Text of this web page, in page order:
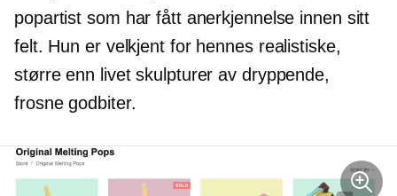
popartist som har fått anerkjennelse innen sitt
felt. Hun er velkjentfor hennes realistiske,
større enn livetskulpturer av dryppende,
frosne godbiter.